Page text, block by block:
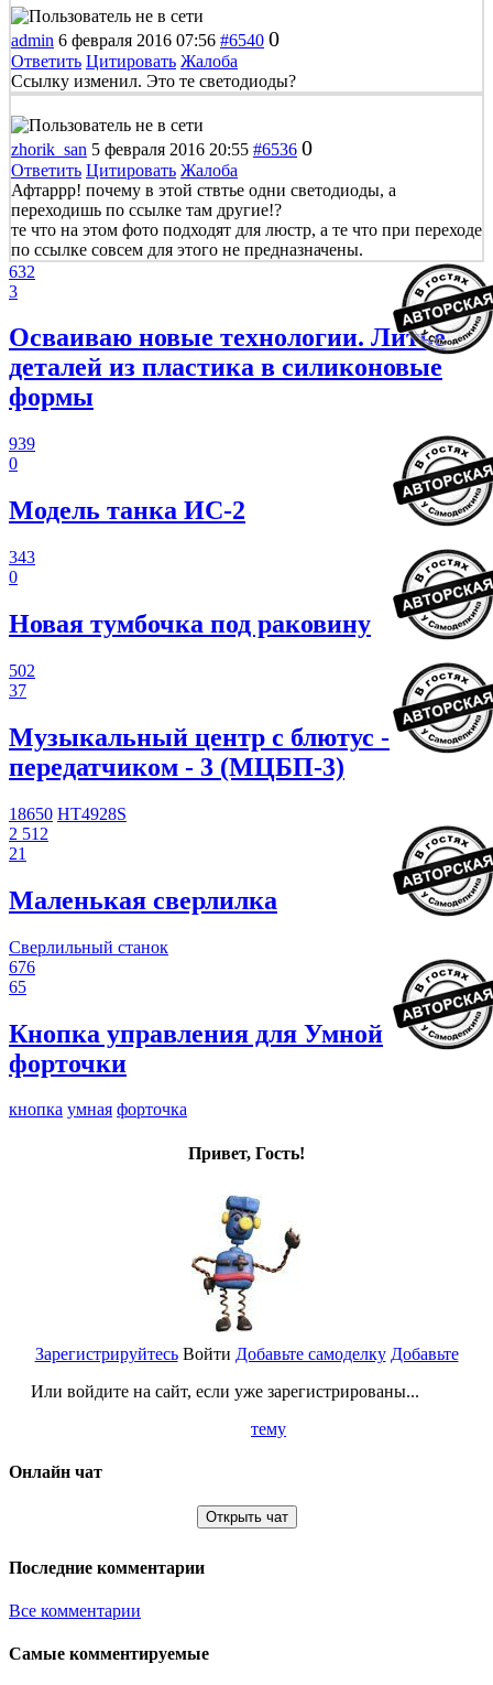
admin 6 февраля 2016 07:56 #6540 0
Ответить Цитировать Жалоба
Ссылку изменил. Это те светодиоды?
zhorik_san 5 февраля 2016 20:55 #6536 0
Ответить Цитировать Жалоба
Афтаррр! почему в этой ствтье одни светодиоды, а
переходишь по ссылке там другие!?
те что на этом фото подходят для люстр, а те что при переходе
по ссылке совсем для этого не предназначены.
632
3
Осваиваю новые технологии. Литье
деталей из пластика в силиконовые
формы
939
0
Модель танка ИС-2
343
0
Новая тумбочка под раковину
502
37
Музыкальный центр с блютус -
передатчиком - 3 (МЦБП-3)
18650 HT4928S
2 512
21
Маленькая сверлилка
Сверлильный станок
676
65
Кнопка управления для Умной
форточки
кнопка умная форточка
Привет, Гость!
Зарегистрируйтесь
Или войдите на сайт, если уже зарегистрированы...
Войти Добавьте самоделку Добавьте
тему
Онлайн чат
Открыть чат
Последние комментарии
Все комментарии
Самые комментируемые